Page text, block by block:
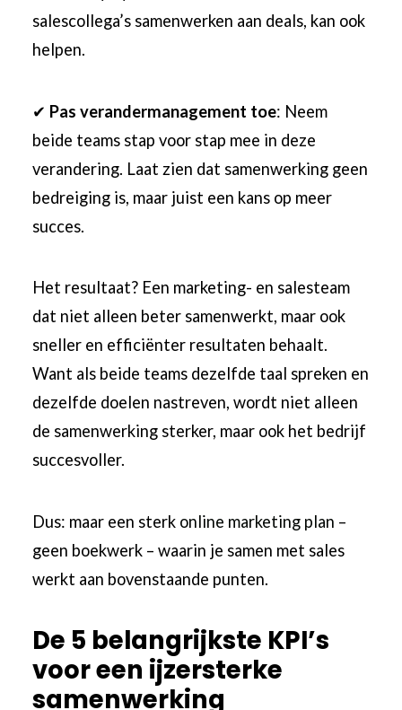
salescollega’s samenwerken aan deals, kan ook
helpen.
✔ Pas verandermanagement toe: Neem
beide teams stap voor stap mee in deze
verandering. Laat zien dat samenwerking geen
bedreiging is, maar juist een kans op meer
succes.
Het resultaat? Een marketing- en salesteam
dat niet alleen beter samenwerkt, maar ook
sneller en efficiënter resultaten behaalt.
Want als beide teams dezelfde taal spreken en
dezelfde doelen nastreven, wordt niet alleen
de samenwerking sterker, maar ook het bedrijf
succesvoller.
Dus: maar een sterk online marketing plan –
geen boekwerk – waarin je samen met sales
werkt aan bovenstaande punten.
De 5 belangrijkste KPI’s
voor een ijzersterke
samenwerking